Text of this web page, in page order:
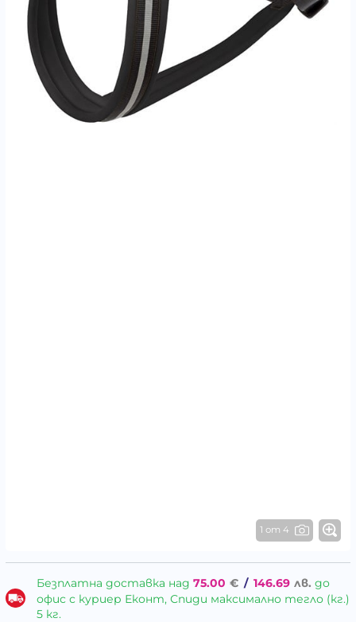
1 от 4
Безплатна доставка над 75.00 € / 146.69 лв. до
офис с куриер Еконт, Спиди максимално тегло (кг.)
5 кг.